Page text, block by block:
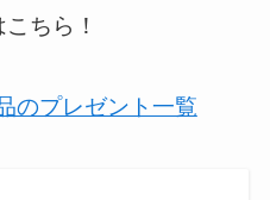
ちら！
のプレゼント一覧